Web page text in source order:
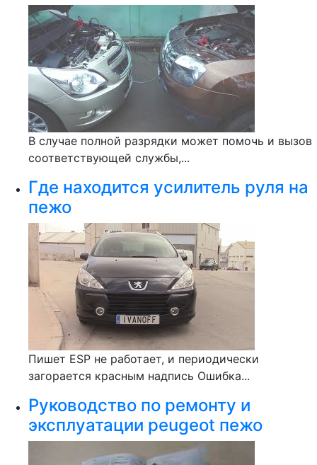
В случае полной разрядки может помочь и вызов
соответствующей службы,...
Где находится усилитель руля на
пежо
Пишет ESP не работает, и периодически
загорается красным надпись Ошибка...
Руководство по ремонту и
эксплуатации peugeot пежо